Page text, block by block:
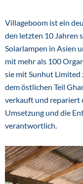
Villageboom ist ein
den letzten 10 Jahren
Solarlampen in Asien
mit mehr als 100
sie mit Sunhut Limited
dem östlichen Teil
verkauft und repariert
Umsetzung und die
verantwortlich.